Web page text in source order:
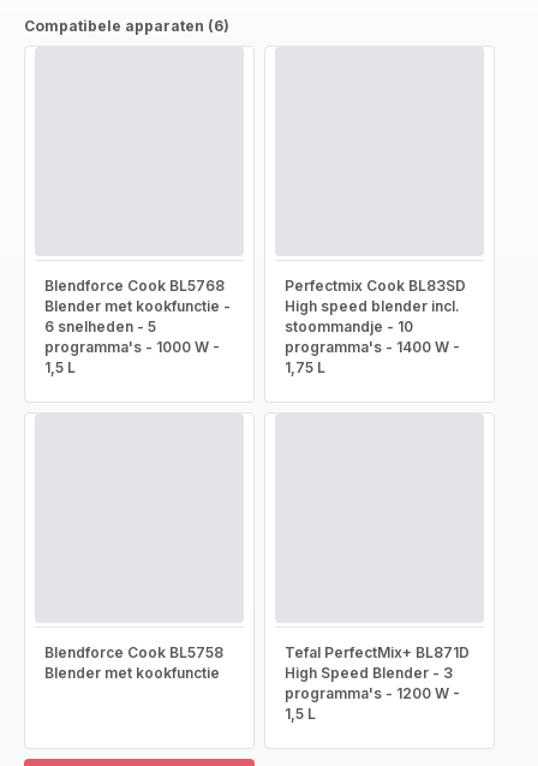
Compatibele apparaten (6)
Blendforce Cook BL5768
Blender met kookfunctie -
6 snelheden - 5
programma's - 1000 W -
1,5 L
Perfectmix Cook BL83SD
High speed blender incl.
stoommandje - 10
programma's - 1400 W -
1,75 L
Blendforce Cook BL5758
Blender met kookfunctie
Tefal PerfectMix+ BL871D
High Speed Blender - 3
programma's - 1200 W -
1,5 L